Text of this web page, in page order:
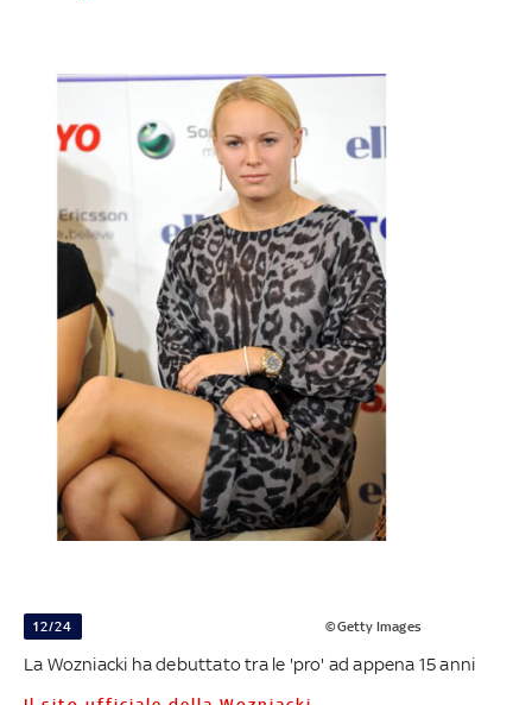
12/24 ©Getty Images
La Wozniacki ha debuttato tra le 'pro' ad appena 15 anni